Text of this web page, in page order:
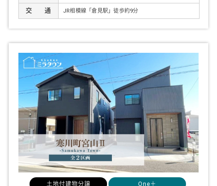
交 通 JR相模線「倉見駅」徒歩約9分
土地付建物分譲 One＋